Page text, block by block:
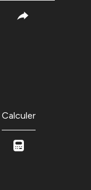
Calculer